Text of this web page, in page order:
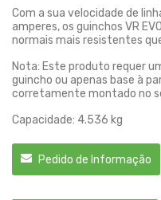
Com a sua velocidade de
amperes, os guinchos VR
normais mais resistentes
Nota: Este produto requer
guincho ou apenas base à
corretamente montado no
Capacidade: 4.536 kg
Pedido de Informação